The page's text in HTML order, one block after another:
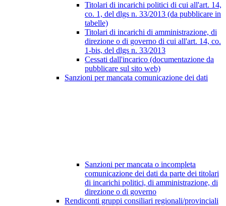
Titolari di incarichi politici di cui all'art. 14,
co. 1, del dlgs n. 33/2013 (da pubblicare in
tabelle)
Titolari di incarichi di amministrazione, di
direzione o di governo di cui all'art. 14, co.
1-bis, del dlgs n. 33/2013
Cessati dall'incarico (documentazione da
pubblicare sul sito web)
Sanzioni per mancata comunicazione dei dati
Sanzioni per mancata o incompleta
comunicazione dei dati da parte dei titolari
di incarichi politici, di amministrazione, di
direzione o di governo
Rendiconti gruppi consiliari regionali/provinciali